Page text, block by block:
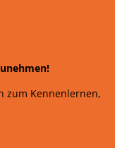
zum Kennenlernen,